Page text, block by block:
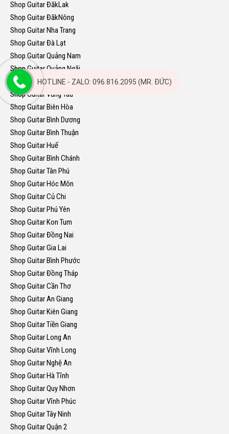
Shop Guitar ĐăkLak
Shop Guitar ĐăkNông
Shop Guitar Nha Trang
Shop Guitar Đà Lạt
Shop Guitar Quảng Nam
Shop Guitar Quảng Ngãi
Shop Guitar Cà Mau
Shop Guitar Vũng Tàu
Shop Guitar Biên Hòa
Shop Guitar Bình Dương
Shop Guitar Bình Thuận
Shop Guitar Huế
Shop Guitar Bình Chánh
Shop Guitar Tân Phú
Shop Guitar Hóc Môn
Shop Guitar Củ Chi
Shop Guitar Phú Yên
Shop Guitar Kon Tum
Shop Guitar Đồng Nai
Shop Guitar Gia Lai
Shop Guitar Bình Phước
Shop Guitar Đồng Tháp
Shop Guitar Cần Thơ
Shop Guitar An Giang
Shop Guitar Kiên Giang
Shop Guitar Tiền Giang
Shop Guitar Long An
Shop Guitar Vĩnh Long
Shop Guitar Nghệ An
Shop Guitar Hà Tĩnh
Shop Guitar Quy Nhơn
Shop Guitar Vĩnh Phúc
Shop Guitar Tây Ninh
Shop Guitar Quận 2
HOTLINE - ZALO: 096.816.2095 (MR. ĐỨC)